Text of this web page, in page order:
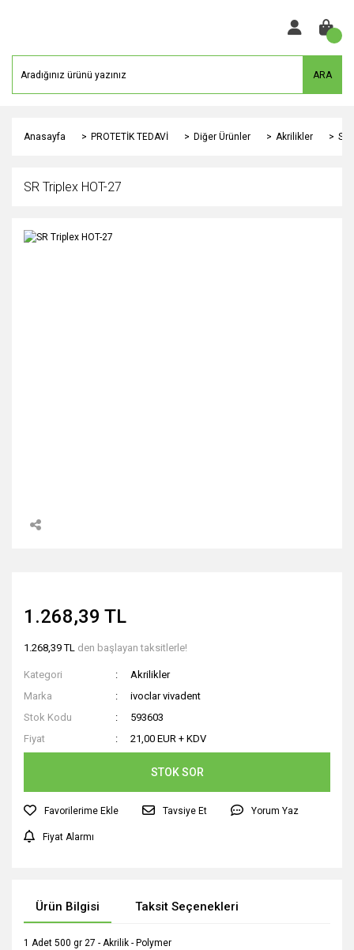
ARA
Anasayfa PROTETİK TEDAVİ Diğer Ürünler Akrilikler SR
SR Triplex HOT-27
1.268,39 TL
1.268,39 TL den başlayan taksitlerle!
Kategori
Akrilikler
Marka
ivoclar vivadent
Stok Kodu
593603
Fiyat
21,00 EUR + KDV
STOK SOR
Tavsiye Et Yorum Yaz
Fiyat Alarmı
Ürün Bilgisi Taksit Seçenekleri
1 Adet 500 gr 27 - Akrilik - Polymer